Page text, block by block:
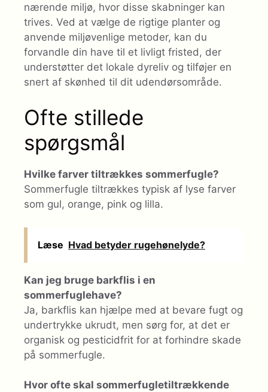
nærende miljø, hvor disse skabninger kan
trives. Ved at vælge de rigtige planter og
anvende miljøvenlige metoder, kan du
forvandle din have til et livligt fristed, der
understøtter det lokale dyreliv og tilføjer en
snert af skønhed til dit udendørsområde.
Ofte stillede
spørgsmål
Hvilke farver tiltrækkes sommerfugle?
Sommerfugle tiltrækkes typisk af lyse farver
som gul, orange, pink og lilla.
Læse Hvad betyder rugehønelyde?
Kan jeg bruge barkflis i en
sommerfuglehave?
Ja, barkflis kan hjælpe med at bevare fugt og
undertrykke ukrudt, men sørg for, at det er
organisk og pesticidfrit for at forhindre skade
på sommerfugle.
Hvor ofte skal sommerfugletiltrækkende